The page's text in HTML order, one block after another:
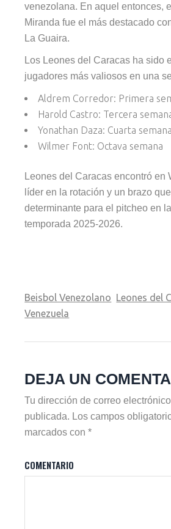
venezolana. En aquel entonces,
Miranda fue el más destacado
La Guaira.
Los Leones del Caracas ha sido
jugadores más valiosos en una
Aldrem Corredor: Primera
Harold Castro: Tercera
Yonathan Daza: Cuarta semana
Wilmer Font: Octava semana
Leones del Caracas encontró en
líder en la rotación y un brazo
determinante para el pitcheo en
temporada 2025-2026.
Beisbol Venezolano Leones del
Venezuela
DEJA UN
Tu dirección de correo
publicada. Los campos
marcados con*
COMENTARIO